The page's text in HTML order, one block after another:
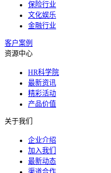
保险行业
文化娱乐
金融行业
客户案例
资源中心
HR科学院
最新资讯
精彩活动
产品价值
关于我们
企业介绍
加入我们
最新动态